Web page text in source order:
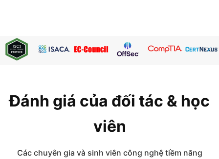
Đánh giá của đối tác & học
viên
Các chuyên gia và sinh viên công nghệ tiềm năng